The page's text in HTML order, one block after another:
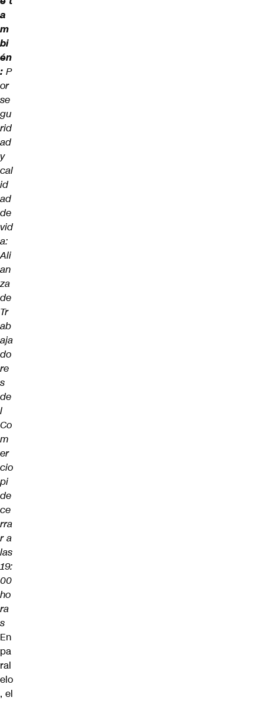
a
m
bi
én
: P
or
se
gu
rid
ad
y
cal
id
ad
de
vid
a:
Ali
an
za
de
Tr
ab
aja
do
re
s
de
l
Co
m
er
cio
pi
de
ce
rra
r a
las
19:
00
ho
ra
s
En
pa
ral
elo
, el